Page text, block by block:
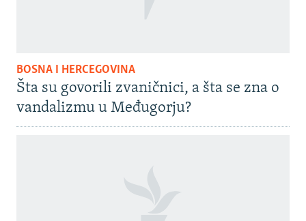
BOSNA I HERCEGOVINA
Šta su govorili zvaničnici, a šta se zna o
vandalizmu u Međugorju?